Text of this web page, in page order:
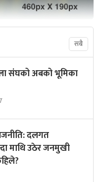
सबै
संघको अबको भूमिका
दलगत
माथि उठेर जनमुखी